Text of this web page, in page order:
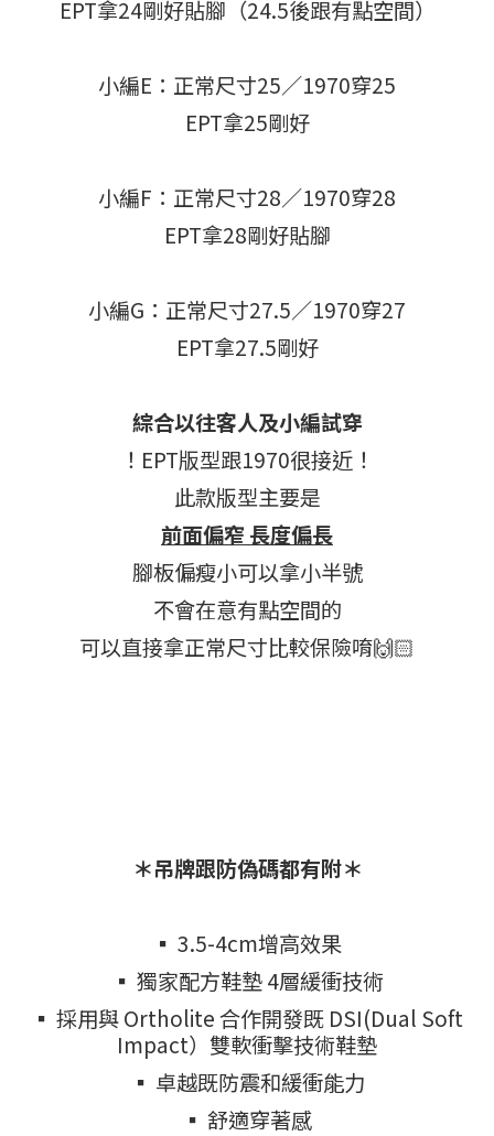
EPT拿24剛好貼腳（24.5後跟有點空間）
小編E：正常尺寸25／1970穿25
EPT拿25剛好
小編F：正常尺寸28／1970穿28
EPT拿28剛好貼腳
小編G：正常尺寸27.5／1970穿27
EPT拿27.5剛好
綜合以往客人及小編試穿
！EPT版型跟1970很接近！
此款版型主要是
前面偏窄 長度偏長
腳板偏瘦小可以拿小半號
不會在意有點空間的
可以直接拿正常尺寸比較保險唷🙌🏻
＊吊牌跟防偽碼都有附＊
▪ 3.5-4cm增高效果
▪ 獨家配方鞋墊 4層緩衝技術
▪ 採用與 Ortholite 合作開發既 DSI(Dual Soft
Impact）雙軟衝擊技術鞋墊
▪ 卓越既防震和緩衝能力
▪ 舒適穿著感